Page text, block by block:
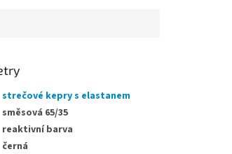
strečové kepry s elastanem
směsová 65/35
reaktivní barva
černá